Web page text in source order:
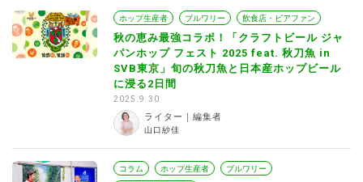
ホップ生産者 ブルワリー 飲食店・ビアファン
秋の恵み最強コラボ！「クラフトビール ジャ
パンホップ フェスト 2025 feat. 秋刀魚 in
SVB東京」旬の秋刀魚と日本産ホップビール
に浸る2日間
2025.9.30
ライター｜編集者
山口紗佳
コラム ホップ生産者 ブルワリー